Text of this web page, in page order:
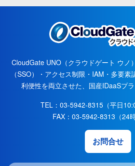
CloudGate UNO（クラウドゲート ウノ
（SSO）・アクセス制限・IAM・多要
利便性を両立させた、国産IDaaSプラ
TEL：03-5942-8315（平日
FAX：03-5942-8313（24
お問合せ